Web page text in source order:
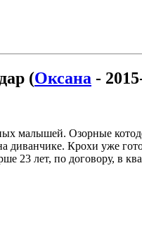
(Оксана -
малышей. Озорные
Крохи уже
23 лет, по договору, в